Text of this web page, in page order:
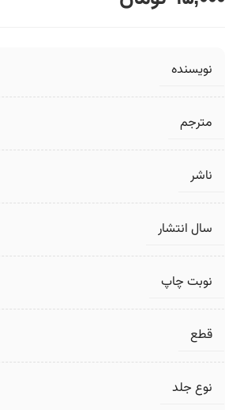
نویسنده
مترجم
ناشر
سال انتشار
نوبت چاپ
قطع
نوع جلد